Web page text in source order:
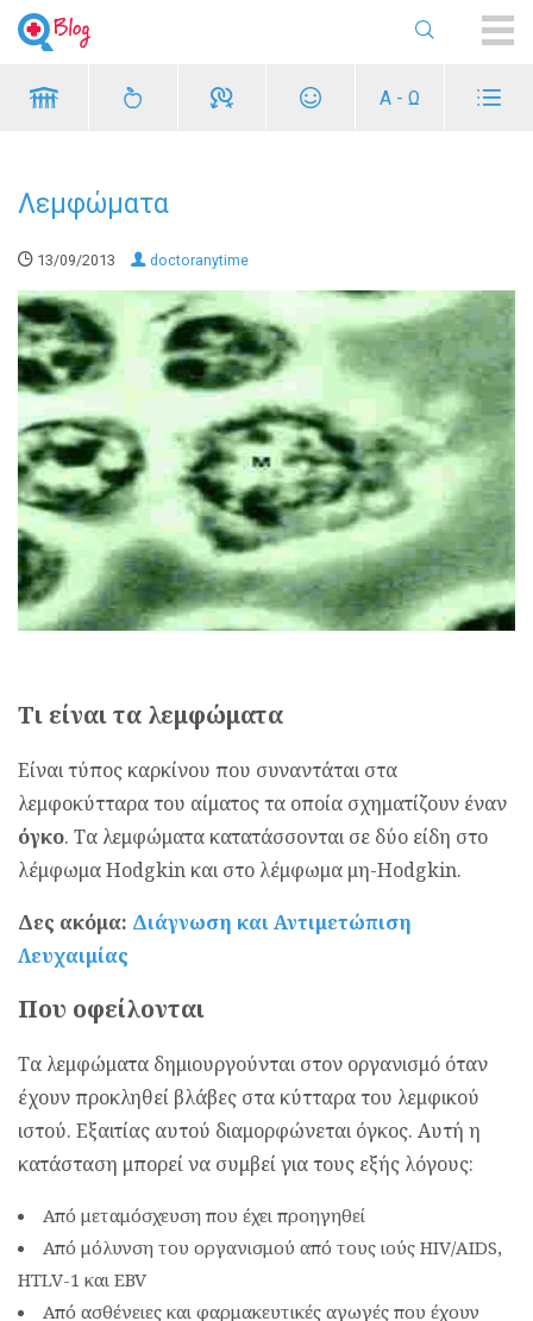
Α - Ω
Λεμφώματα
13/09/2013 doctoranytime
Τι είναι τα λεμφώματα
Eίναι τύπος καρκίνου που συναντάται στα
λεμφοκύτταρα του αίματος τα οποία σχηματίζουν έναν
όγκο. Τα λεμφώματα κατατάσσονται σε δύο είδη στο
λέμφωμα Hodgkin και στο λέμφωμα μη-Hodgkin.
Δες ακόμα: Διάγνωση και Αντιμετώπιση
Λευχαιμίας
Που οφείλονται
Τα λεμφώματα δημιουργούνται στον οργανισμό όταν
έχουν προκληθεί βλάβες στα κύτταρα του λεμφικού
ιστού. Εξαιτίας αυτού διαμορφώνεται όγκος. Αυτή η
κατάσταση μπορεί να συμβεί για τους εξής λόγους:
Από μεταμόσχευση που έχει προηγηθεί
Από μόλυνση του οργανισμού από τους ιούς HIV/AIDS,
HTLV-1 και EBV
Από ασθένειες και φαρμακευτικές αγωγές που έχουν